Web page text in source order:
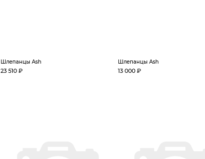
Шлепанцы Ash
23 510 ₽
Шлепанцы Ash
13 000 ₽